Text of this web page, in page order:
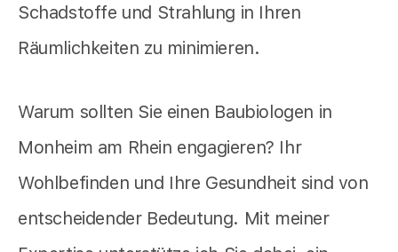
Schadstoffe und Strahlung in Ihren
Räumlichkeiten zu minimieren.
Warum sollten Sie einen Baubiologen in
Monheim am Rhein engagieren? Ihr
Wohlbefinden und Ihre Gesundheit sind von
entscheidender Bedeutung. Mit meiner